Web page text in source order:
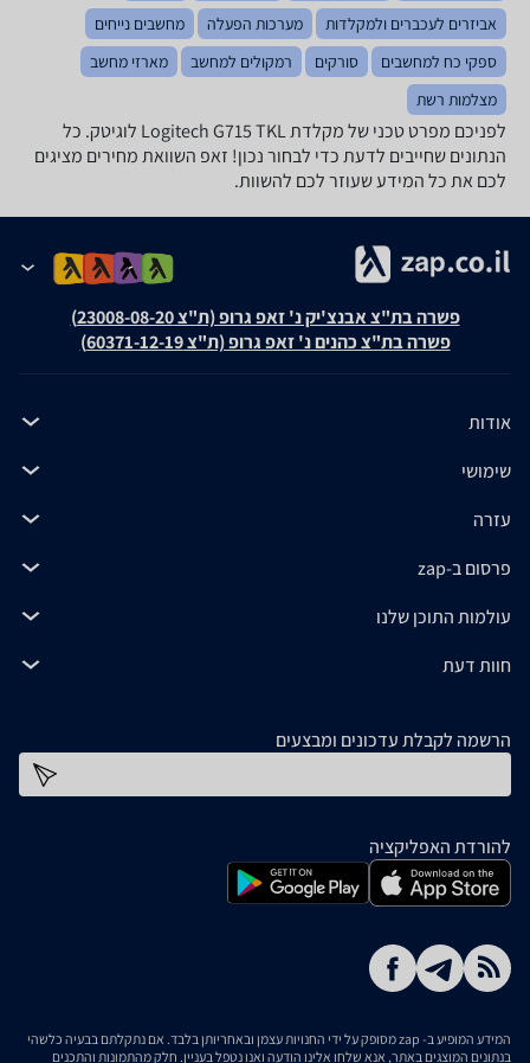
אביזרים לעכברים ולמקלדות
מערכות הפעלה
מחשבים נייחים
ספקי כח למחשבים
סורקים רמקולים למחשב
מארזי מחשב
מצלמות רשת
לפניכם מפרט טכני של ‏מקלדת Logitech G715 TKL לוגיטק. כל
הנתונים שחייבים לדעת כדי לבחור נכון! זאפ השוואת מחירים מציגים
לכם את כל המידע שעוזר לכם להשוות.
פשרה בת"צ אבנצ'יק נ' זאפ גרופ (ת"צ 23008-08-20)
פשרה בת"צ כהנים נ' זאפ גרופ (ת"צ 60371-12-19)
אודות
שימושי
עזרה
פרסום ב-zap
עולמות התוכן שלנו
חוות דעת
הרשמה לקבלת עדכונים ומבצעים
להורדת האפליקציה
המידע המופיע ב- zap מסופק על ידי החנויות עצמן ובאחריותן בלבד. אם נתקלתם בבעיה כלשהי
בנתונים המוצגים באתר, אנא שלחו אלינו הודעה ואנו נטפל בעניין. חלק מהתמונות והתכנים